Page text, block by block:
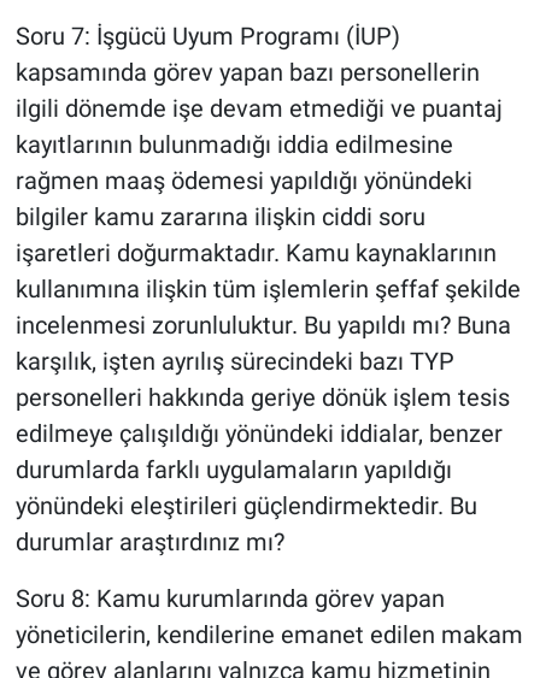
Soru 7: İşgücü Uyum Programı (İUP)
kapsamında görev yapan bazı personellerin
ilgili dönemde işe devam etmediği ve puantaj
kayıtlarının bulunmadığı iddia edilmesine
rağmen maaş ödemesi yapıldığı yönündeki
bilgiler kamu zararına ilişkin ciddi soru
işaretleri doğurmaktadır. Kamu kaynaklarının
kullanımına ilişkin tüm işlemlerin şeffaf şekilde
incelenmesi zorunluluktur. Bu yapıldı mı? Buna
karşılık, işten ayrılış sürecindeki bazı TYP
personelleri hakkında geriye dönük işlem tesis
edilmeye çalışıldığı yönündeki iddialar, benzer
durumlarda farklı uygulamaların yapıldığı
yönündeki eleştirileri güçlendirmektedir. Bu
durumlar araştırdınız mı?
Soru 8: Kamu kurumlarında görev yapan
yöneticilerin, kendilerine emanet edilen makam
ve görev alanlarını yalnızca kamu hizmetinin